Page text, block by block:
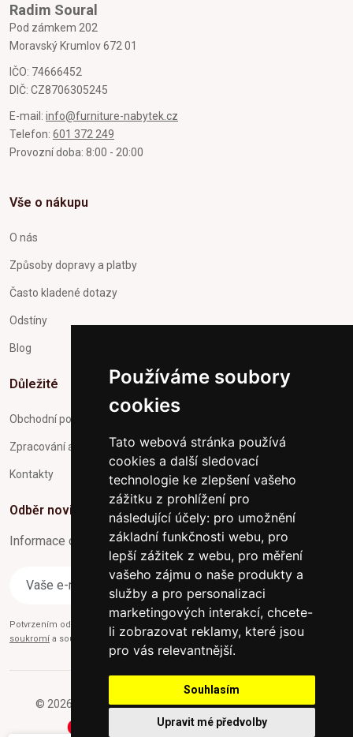
Používáme soubory
cookies
Tato webová stránka používá
cookies a další sledovací
technologie ke zlepšení vašeho
zážitku z prohlížení pro
následující účely: pro umožnění
základní funkčnosti webu, pro
lepší zážitek z webu, pro měření
vašeho zájmu o naše produkty a
služby a pro personalizaci
marketingových interakcí, chcete-
li zobrazovat reklamy, které jsou
pro vás relevantnější.
Souhlasím
Upravit mé předvolby
Radim Soural
Pod zámkem 202
Moravský Krumlov 672 01
IČO: 74666452
DIČ: CZ8706305245
E-mail: info@furniture-nabytek.cz
Telefon: 601 372 249
Provozní doba: 8:00 - 20:00
Vše o nákupu
O nás
Způsoby dopravy a platby
Často kladené dotazy
Odstíny
Blog
Důležité
Obchodní podmínky
Zpracování a ochrana osobních údajů
Kontakty
Odběr novinek
Informace o Novinkách a užitečné rady max. 1x za týden
Odebírat
Potvrzením odběru současně souhlasíte s našimi podmínkami o
soukromí a současně nám udělujete souhlas se zasíláním obchodních e-mailů.
© 2026 Furniture-nabytek.cz - Všechna práva vyhrazena.